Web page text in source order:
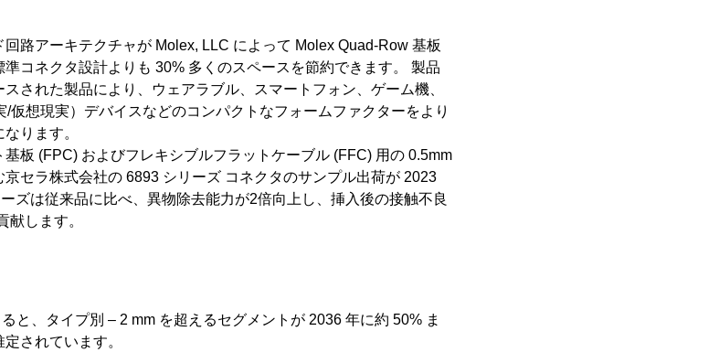
路アーキテクチャが Molex, LLC によって Molex Quad-Row 基板
コネクタ設計よりも 30% 多くのスペースを節約できます。 製品
された製品により、ウェアラブル、スマートフォン、ゲーム機、
仮想現実）デバイスなどのコンパクトなフォームファクターをより
ります。
板 (FPC) およびフレキシブルフラットケーブル (FFC) 用の 0.5mm
セラ株式会社の 6893 シリーズ コネクタのサンプル出荷が 2023
ズは従来品に比べ、異物除去能力が2倍向上し、挿入後の接触不良
します。
と、タイプ別 – 2 mm を超えるセグメントが 2036 年に約 50% ま
されています。